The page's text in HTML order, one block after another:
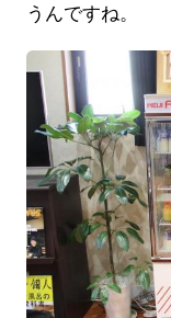
うんですね。